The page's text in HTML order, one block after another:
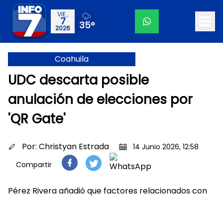
VIE.,
7
2026 35°
Coahuila
UDC descarta posible
anulación de elecciones por
'QR Gate'
Por: Christyan Estrada
14 Junio 2026, 12:58
Compartir
Pérez Rivera añadió que factores relacionados con